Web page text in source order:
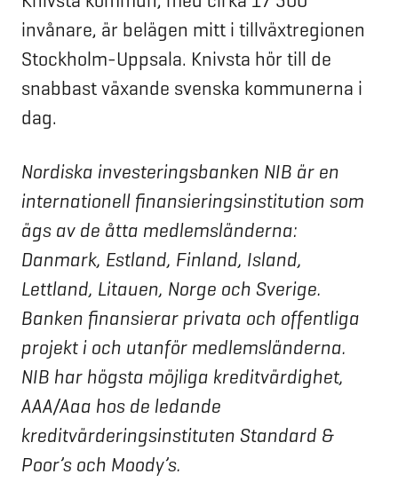
invånare, är belägen mitt i tillväxtregionen
Stockholm-Uppsala. Knivsta hör till de
snabbast växande svenska kommunerna i
dag.
Nordiska investeringsbanken NIB är en
internationell finansieringsinstitution som
ägs av de åtta medlemsländerna:
Danmark, Estland, Finland, Island,
Lettland, Litauen, Norge och Sverige.
Banken finansierar privata och offentliga
projekt i och utanför medlemsländerna.
NIB har högsta möjliga kreditvärdighet,
AAA/Aaa hos de ledande
kreditvärderingsinstituten Standard &
Poor’s och Moody’s.